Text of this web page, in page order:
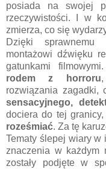
posiada na swojej
rzeczywistości. I w
zmierza, co się
Dzięki sprawnemu
montażowi dźwięku
gatunkami
rodem z horroru
rozwiązania zagadki,
sensacyjnego,
dociera do tej
roześmiać. Za tę
Tematy ślepej wiary w
znaczenia w każdym
zostały podjęte w